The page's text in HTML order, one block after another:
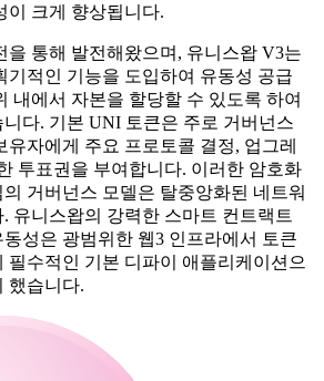
이 크게 향상됩니다.
을 통해 발전해왔으며, 유니스왑 V3는
기적인 기능을 도입하여 유동성 공급
내에서 자본을 할당할 수 있도록 하여
다. 기본 UNI 토큰은 주로 거버넌스
유자에게 주요 프로토콜 결정, 업그레
투표권을 부여합니다. 이러한 암호화
거버넌스 모델은 탈중앙화된 네트워
유니스왑의 강력한 스마트 컨트랙트
성은 광범위한 웹3 인프라에서 토큰
필수적인 기본 디파이 애플리케이션으
했습니다.